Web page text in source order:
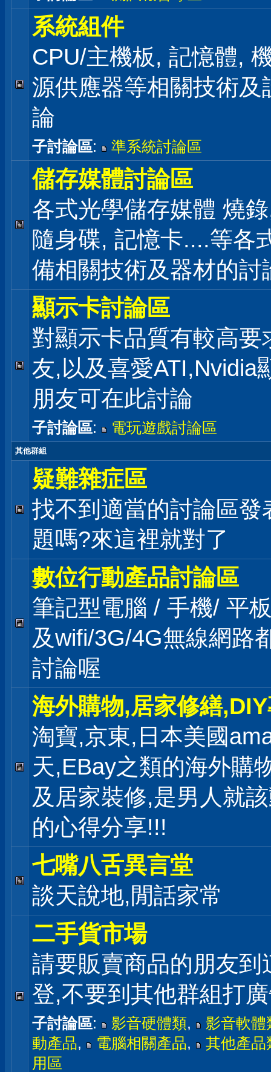
系統組件
CPU/主機板, 記憶體,
源供應器等相關技術及
論
子討論區: 準系統討論區
儲存媒體討論區
各式光學儲存媒體 燒
隨身碟, 記憶卡....等各
備相關技術及器材的討
顯示卡討論區
對顯示卡品質有較高要
友,以及喜愛ATI,Nvidia
朋友可在此討論
子討論區: 電玩遊戲討論區
其他群組
疑難雜症區
找不到適當的討論區發
題嗎?來這裡就對了
數位行動產品討論區
筆記型電腦 / 手機/ 平
及wifi/3G/4G無線網路
討論喔
海外購物,居家修繕
淘寶,京東,日本美國
天,EBay之類的海外購
及居家裝修,是男人就
的心得分享!!!
七嘴八舌異言堂
談天說地,閒話家常
二手貨市場
請要販賣商品的朋友到
登,不要到其他群組打
子討論區: 影音硬體類,
影音軟體
動產品, 電腦相關產品,
其他產品
用區